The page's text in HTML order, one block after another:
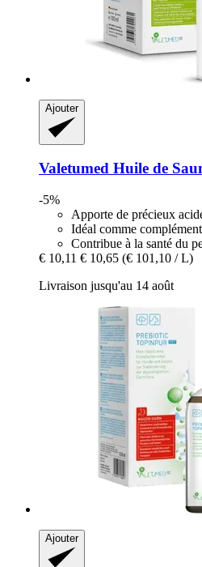
Ajouter
Valetumed Huile de
-5%
Apporte de précieux
Idéal comme
Contribue à la santé du
€ 10,11 € 10,65 (€ 101,10 / L)
Livraison jusqu'au 14 août
Ajouter